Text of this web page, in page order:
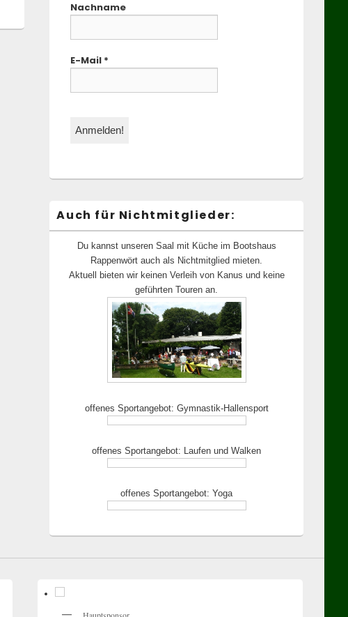
Nachname
E-Mail *
Auch für Nichtmitglieder:
Du kannst unseren Saal mit Küche im Bootshaus
Rappenwört auch als Nichtmitglied mieten.
Aktuell bieten wir keinen Verleih von Kanus und keine
geführten Touren an.
offenes Sportangebot: Gymnastik-Hallensport
offenes Sportangebot: Laufen und Walken
offenes Sportangebot: Yoga